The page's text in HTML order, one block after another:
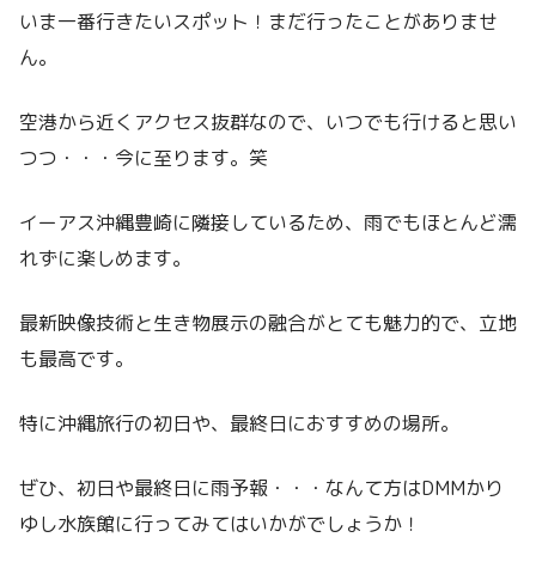
いま一番行きたいスポット！まだ行ったことがありませ
ん。
空港から近くアクセス抜群なので、いつでも行けると思い
つつ・・・今に至ります。笑
イーアス沖縄豊崎に隣接しているため、雨でもほとんど濡
れずに楽しめます。
最新映像技術と生き物展示の融合がとても魅力的で、立地
も最高です。
特に沖縄旅行の初日や、最終日におすすめの場所。
ぜひ、初日や最終日に雨予報・・・なんて方はDMMかり
ゆし水族館に行ってみてはいかがでしょうか！